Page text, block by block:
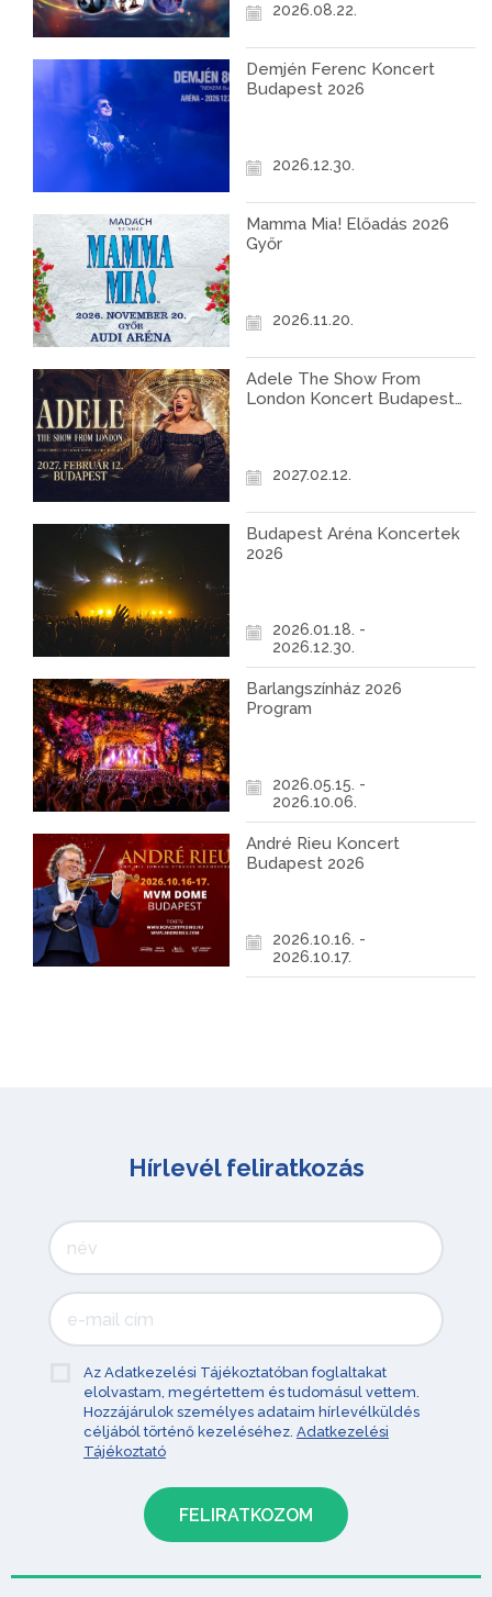
2026.08.22.
Demjén Ferenc Koncert
Budapest 2026
2026.12.30.
Mamma Mia! Előadás 2026
Győr
2026.11.20.
Adele The Show From
London Koncert Budapest
2027.02.12.
Budapest Aréna Koncertek
2026
2026.01.18. -
2026.12.30.
Barlangszínház 2026
Program
2026.05.15. -
2026.10.06.
André Rieu Koncert
Budapest 2026
2026.10.16. -
2026.10.17.
Hírlevél feliratkozás
Az Adatkezelési Tájékoztatóban foglaltakat
elolvastam, megértettem és tudomásul vettem.
Hozzájárulok személyes adataim hírlevélküldés
céljából történő kezeléséhez. Adatkezelési
Tájékoztató